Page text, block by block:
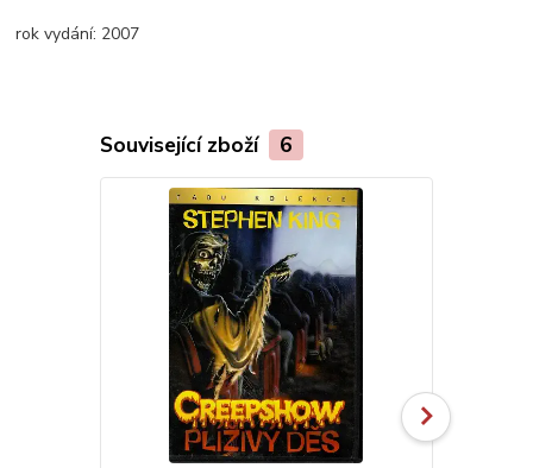
rok vydání: 2007
Související zboží 6